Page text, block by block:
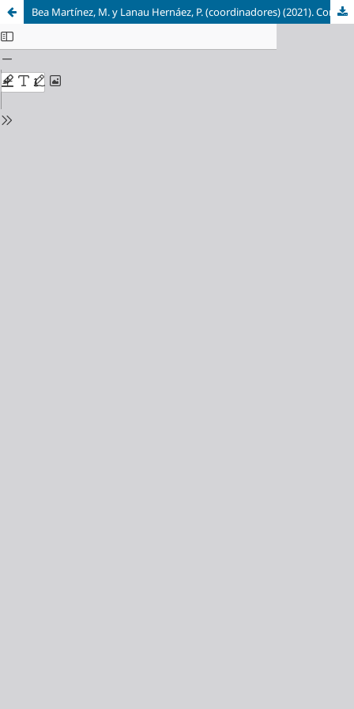
Bea Martínez, M. y Lanau Hernáez, P. (coordinadores) (2021). Corpus del Arte Rupestre del Alto Aragón. IEA/Diputación Provincial de Huesca. Huesca.